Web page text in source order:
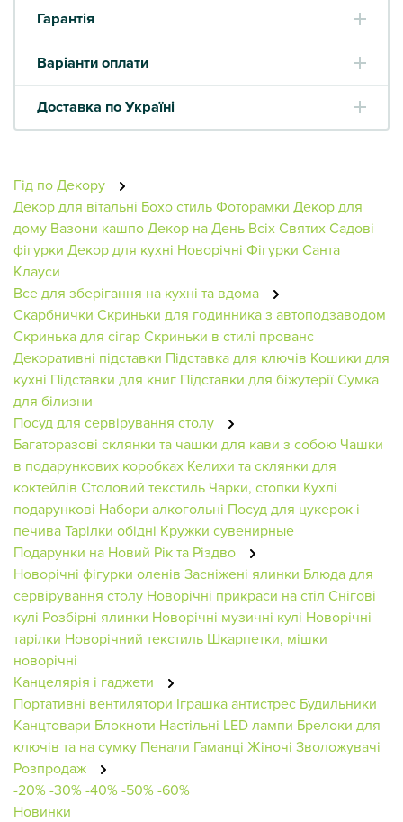
Гарантія
Варіанти оплати
Доставка по Україні
Гід по Декору
Декор для вітальні Бохо стильФоторамки Декор для
дому Вазони кашпоДекор на День Всіх СвятихСадові
фігурки Декор для кухні Новорічні Фігурки Санта
Клауси
Все для зберігання на кухні та вдома
Скарбнички Скриньки для годинника з автоподзаводом
Скринька для сігарСкриньки в стилі прованс
Декоративні підставки Підставка для ключів Кошики для
кухні Підставки для книг Підставки для біжутеріїСумка
для білизни
Посуд для сервірування столу
Багаторазові склянки та чашки для кави з собою Чашки
в подарункових коробках Келихи та склянки для
коктейлів Столовий текстиль Чарки, стопки Кухлі
подарункові Набори алкогольні Посуд для цукерок і
печиваТарілки обідні Кружки сувенирные
Подарунки на Новий Рік та Різдво
Новорічні фігурки оленів Засніжені ялинки Блюда для
сервірування столу Новорічні прикраси на стіл Снігові
кулі Розбірні ялинки Новорічні музичні кулі Новорічні
тарілки Новорічний текстиль Шкарпетки, мішки
новорічні
Канцелярія і гаджети
Портативні вентилятори Іграшка антистрес Будильники
Канцтовари Блокноти Настільні LED лампи Брелоки для
ключів та на сумку Пенали Гаманці Жіночі Зволожувачі
Розпродаж
-20%-30%-40%-50%-60%
Новинки